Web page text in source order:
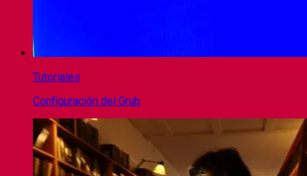
Tutoriales
Configuración del Grub